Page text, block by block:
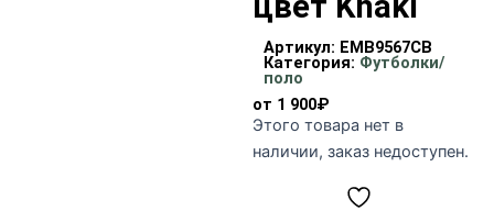
Артикул: EMB9567CB
Категория: Футболки/
поло
от 1 900₽
Этого товара нет в
наличии, заказ недоступен.